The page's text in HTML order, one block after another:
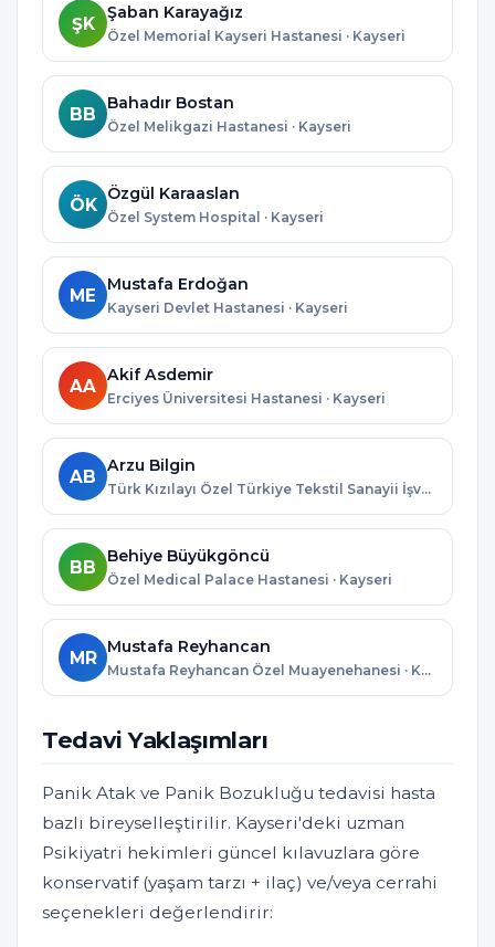
ŞK
Şaban Karayağız
Özel Memorial Kayseri Hastanesi · Kayseri
BB
Bahadır Bostan
Özel Melikgazi Hastanesi · Kayseri
ÖK
Özgül Karaaslan
Özel System Hospital · Kayseri
ME
Mustafa Erdoğan
Kayseri Devlet Hastanesi · Kayseri
AA
Akif Asdemir
Erciyes Üniversitesi Hastanesi · Kayseri
AB
Arzu Bilgin
Türk Kızılayı Özel Türkiye Tekstil Sanayii İşverenleri Sendikası Kızılay Hastanesi · Kayseri
BB
Behiye Büyükgöncü
Özel Medical Palace Hastanesi · Kayseri
MR
Mustafa Reyhancan
Mustafa Reyhancan Özel Muayenehanesi · Kayseri
Tedavi Yaklaşımları
Panik Atak ve Panik Bozukluğu tedavisi hasta
bazlı bireyselleştirilir. Kayseri'deki uzman
Psikiyatri hekimleri güncel kılavuzlara göre
konservatif (yaşam tarzı + ilaç) ve/veya cerrahi
seçenekleri değerlendirir: